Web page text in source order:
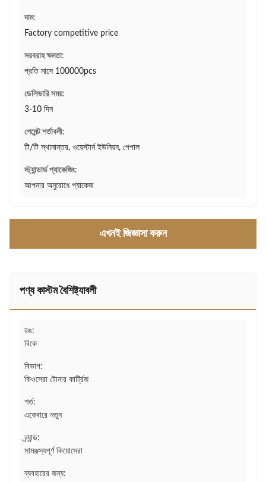
দাম:
Factory competitive price
সরবরাহ ক্ষমতা:
প্রতি মাসে 100000pcs
ডেলিভারি সময়:
3-10 দিন
পেমেন্ট শর্তাবলী:
টি/টি স্থানান্তর, ওয়েস্টার্ন ইউনিয়ন, পেপাল
স্ট্যান্ডার্ড প্যাকেজিং:
আপনার অনুরোধে প্যাকেজ
এখনই জিজ্ঞাসা করুন
পণ্য কাস্টম বৈশিষ্ট্যাবলী
রঙ:
বিকে
বিভাগ:
কিওসেরা টোনার কার্ট্রিজ
শর্ত:
একেবারে নতুন
ব্র্যান্ড:
সামঞ্জস্যপূর্ণ কিয়োসেরা
ব্যবহারের জন্য: